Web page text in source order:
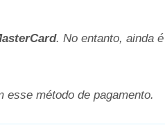
. No entanto, ainda
método de pagamento.